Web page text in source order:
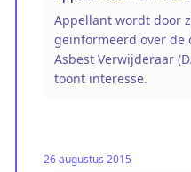
Appellant wordt door
geïnformeerd over de
Asbest Verwijderaar
toont interesse.
26 augustus 2015